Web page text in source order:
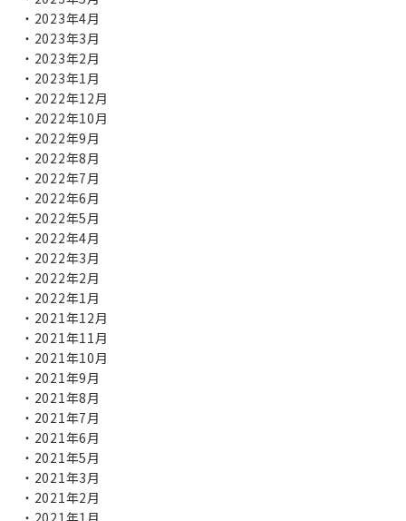
2023年4月
2023年3月
2023年2月
2023年1月
2022年12月
2022年10月
2022年9月
2022年8月
2022年7月
2022年6月
2022年5月
2022年4月
2022年3月
2022年2月
2022年1月
2021年12月
2021年11月
2021年10月
2021年9月
2021年8月
2021年7月
2021年6月
2021年5月
2021年3月
2021年2月
2021年1月